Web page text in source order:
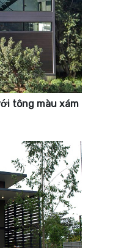
tông màu xám